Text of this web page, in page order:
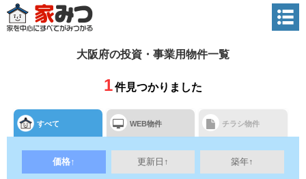
大阪府の投資・事業用物件一覧
1件見つかりました
すべて WEB物件 チラシ物件
価格↑ 更新日↑ 築年↑